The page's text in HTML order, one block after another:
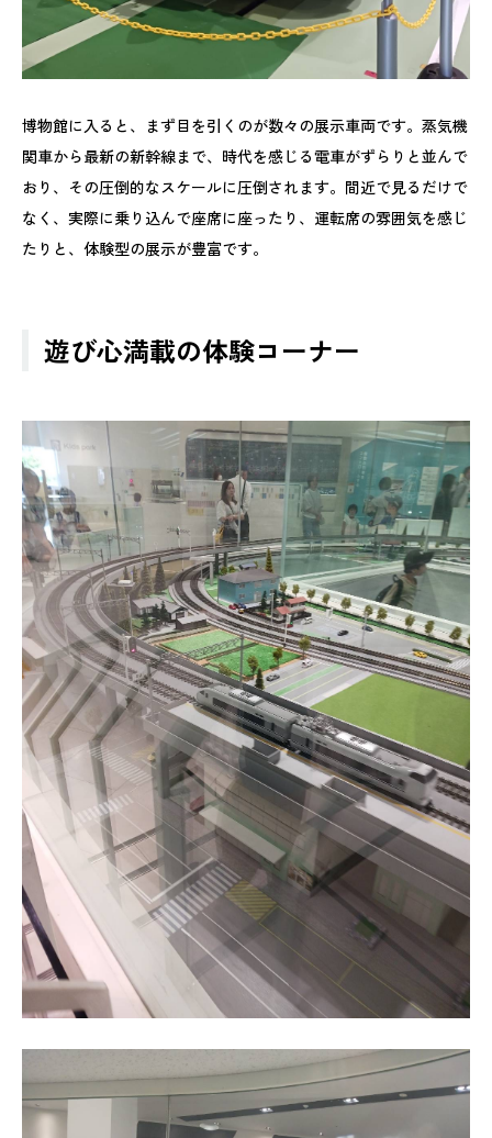
博物館に入ると、まず目を引くのが数々の展示車両です。蒸気機
関車から最新の新幹線まで、時代を感じる電車がずらりと並んで
おり、その圧倒的なスケールに圧倒されます。間近で見るだけで
なく、実際に乗り込んで座席に座ったり、運転席の雰囲気を感じ
たりと、体験型の展示が豊富です。
遊び心満載の体験コーナー